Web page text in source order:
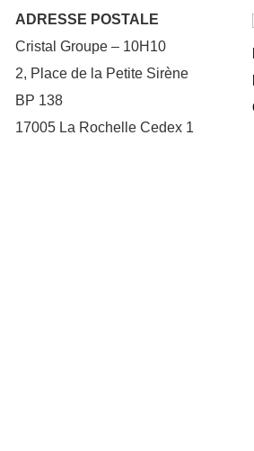
ADRESSE POSTALE
Cristal Groupe – 10H10
2, Place de la Petite Sirène
BP 138
17005 La Rochelle Cedex 1